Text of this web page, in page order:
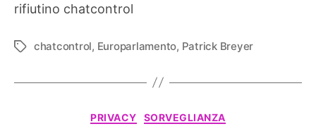
rifiutino chatcontrol
Tag chatcontrol, Europarlamento, Patrick Breyer
Categorie
PRIVACY SORVEGLIANZA